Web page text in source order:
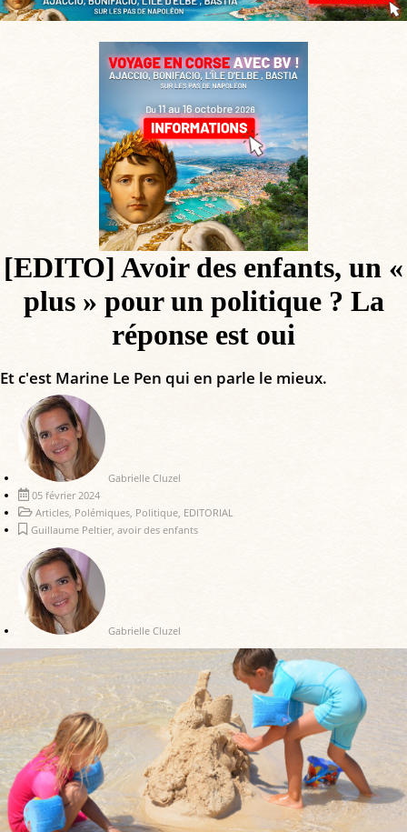
[EDITO] Avoir des enfants, un «
plus » pour un politique ? La
réponse est oui
Et c'est Marine Le Pen qui en parle le mieux.
Gabrielle Cluzel
05 février 2024
Articles, Polémiques, Politique, EDITORIAL
Guillaume Peltier, avoir des enfants
Gabrielle Cluzel